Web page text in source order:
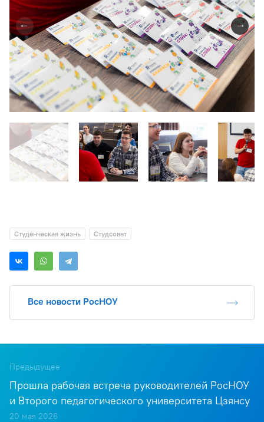
Студенческая жизнь Студсовет
Все новости РосНОУ
Предыдущее
Прошла рабочая встреча руководителей РосНОУ
и Второго педагогического университета Цзянсу
20 мая 2026